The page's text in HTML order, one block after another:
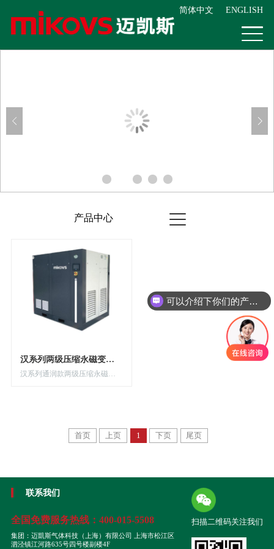
简体中文 ENGLISH
产品中心
汉系列两级压缩永磁变频螺杆空压机
汉系列通润款两级压缩永磁变频螺杆空压机
首页 上页 1 下页 尾页
联系我们
全国免费服务热线： 400-015-5508
集团：迈凱斯气体科技（上海）有限公司 上海市松江区
泗泾镇江河路635号四号楼副楼4F
扫描二维码关注我们
可以介绍下你们的产品么